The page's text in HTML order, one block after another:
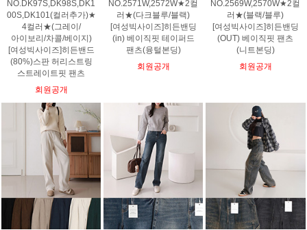
NO.DK97S,DK98S,DK1
00S,DK101(컬러추가)★
4컬러★(그레이/
아이보리/차콜/베이지)
[여성빅사이즈]히든밴드
(80%)스판 허리스트링
스트레이트핏 팬츠
회원공개
NO.2571W,2572W★2컬
러★(다크블루/블랙)
[여성빅사이즈]히든밴딩
(in) 베이직핏 테이퍼드
팬츠(융털본딩)
회원공개
NO.2569W,2570W★2컬
러★(블랙/블루)
[여성빅사이즈]히든밴딩
(OUT) 베이직핏 팬츠
(니트본딩)
회원공개